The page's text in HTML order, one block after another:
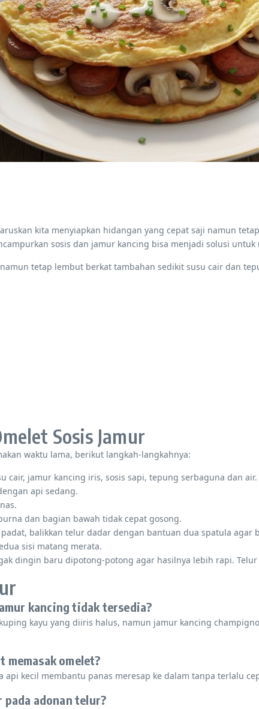
kita menyiapkan hidangan yang cepat saji namun
sosis dan jamur kancing bisa menjadi solusi
tetap lembut berkat tambahan sedikit susu cair dan
Sosis Jamur
waktu lama, berikut langkah-langkahnya:
cair, jamur kancing iris, sosis sapi, tepung serbaguna dan
api sedang.
dan bagian bawah tidak cepat gosong.
balikkan telur dadar dengan bantuan dua spatula
sisi matang merata.
dingin baru dipotong-potong agar hasilnya lebih rapi.
kancing tidak tersedia?
kayu yang diiris halus, namun jamur kancing
memasak omelet?
kecil membantu panas meresap ke dalam tanpa terlalu
pada adonan telur?